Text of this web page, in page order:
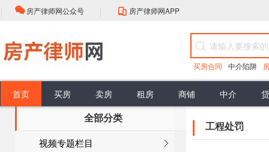
房产律师网公众号 房产律师网APP
买房合同 中介陷阱
首页 买房
买卖合同效力 无效买卖合同
面积误差 面积误差 共有部分
卖房
谈判 签约前准备
租房 商铺 中介
佣金标准 权利与义务 合同性质 委托合同
担保贷款 销售抵押 办理抵押
公证类型
登记注意
政策解读 头条资讯 房产律师
行业动态
全部分类
视频专题栏目
工程处罚